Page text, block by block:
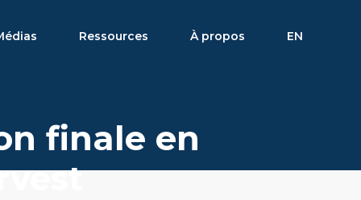
Ressources À propos EN
finale en